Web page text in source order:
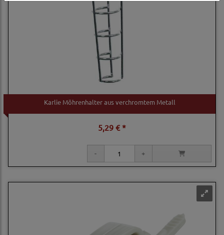
Karlie Möhrenhalter aus verchromtem Metall
5,29 € *